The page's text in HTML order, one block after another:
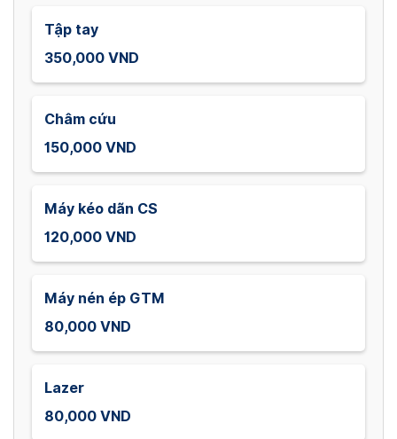
Tập tay
350,000 VND
Châm cứu
150,000 VND
Máy kéo dãn CS
120,000 VND
Máy nén ép GTM
80,000 VND
Lazer
80,000 VND